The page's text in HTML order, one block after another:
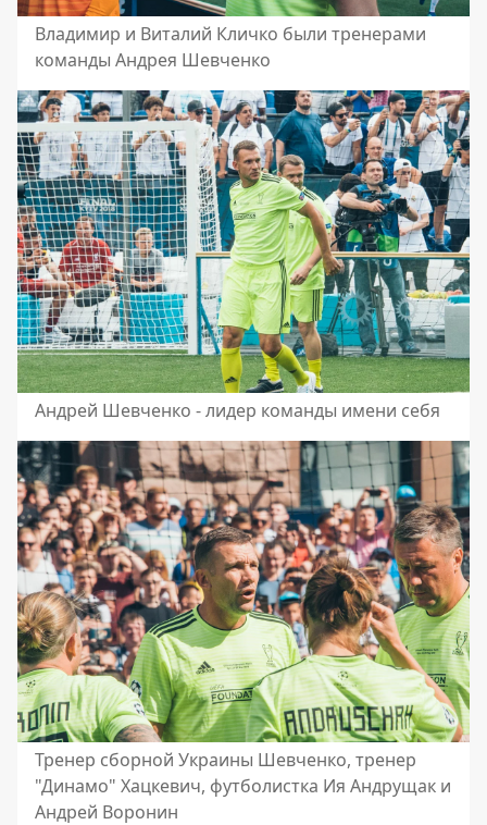
Владимир и Виталий Кличко были тренерами
команды Андрея Шевченко
Андрей Шевченко - лидер команды имени себя
Тренер сборной Украины Шевченко, тренер
"Динамо" Хацкевич, футболистка Ия Андрущак и
Андрей Воронин